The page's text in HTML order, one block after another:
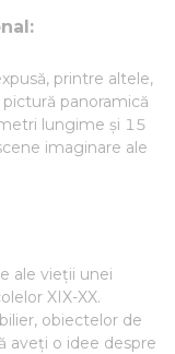
printre altele,
panoramică
lungime și 15
imaginare ale
ale vieții unei
XIX-XX.
obiectelor de
aveți o idee despre